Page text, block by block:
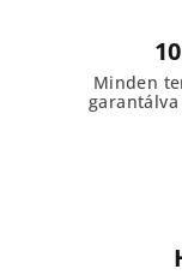
Minden